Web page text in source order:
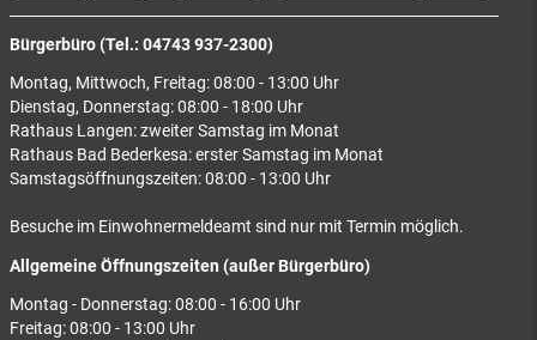
Bürgerbüro (Tel.: 04743 937-2300)
Montag, Mittwoch, Freitag: 08:00 - 13:00 Uhr
Dienstag, Donnerstag: 08:00 - 18:00 Uhr
Rathaus Langen: zweiter Samstag im Monat
Rathaus Bad Bederkesa: erster Samstag im Monat
Samstagsöffnungszeiten: 08:00 - 13:00 Uhr
Besuche im Einwohnermeldeamt sind nur mit Termin möglich.
Allgemeine Öffnungszeiten (außer Bürgerbüro)
Montag - Donnerstag: 08:00 - 16:00 Uhr
Freitag: 08:00 - 13:00 Uhr